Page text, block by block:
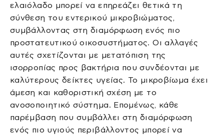
ελαιόλαδο μπορεί να επηρεάζει θετικά τη
σύνθεση του εντερικού μικροβιώματος,
συμβάλλοντας στη διαμόρφωση ενός πιο
προστατευτικού οικοσυστήματος. Οι αλλαγές
αυτές σχετίζονται με μετατόπιση της
ισορροπίας προς βακτήρια που συνδέονται με
καλύτερους δείκτες υγείας. Το μικροβίωμα έχει
άμεση και καθοριστική σχέση με το
ανοσοποιητικό σύστημα. Επομένως, κάθε
παρέμβαση που συμβάλλει στη διαμόρφωση
ενός πιο υγιούς περιβάλλοντος μπορεί να